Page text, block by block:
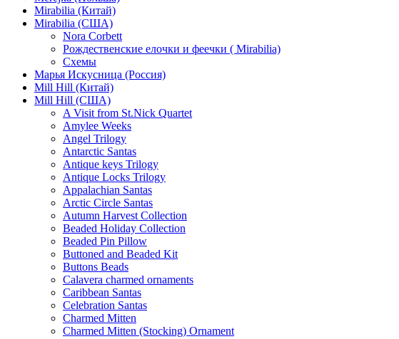
Mirabilia (Китай)
Mirabilia (США)
Nora Corbett
Рождественские елочки и феечки ( Mirabilia)
Схемы
Марья Искусница (Россия)
Mill Hill (Китай)
Mill Hill (США)
A Visit from St.Nick Quartet
Amylee Weeks
Angel Trilogy
Antarctic Santas
Antique keys Trilogy
Antique Locks Trilogy
Appalachian Santas
Arctic Circle Santas
Autumn Harvest Collection
Beaded Holiday Collection
Beaded Pin Pillow
Buttoned and Beaded Kit
Buttons Beads
Calavera charmed ornaments
Caribbean Santas
Celebration Santas
Charmed Mitten
Charmed Mitten (Stocking) Ornament